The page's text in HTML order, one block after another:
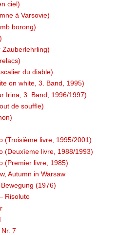
ciel)
à Varsovie)
borong)
Zauberlehrling)
du diable)
on white, 3. Band, 1995)
Irina, 3. Band, 1996/1997)
de souffle)
(Troisième livre, 1995/2001)
(Deuxìeme livre, 1988/1993)
(Premier livre, 1985)
Autumn in Warsaw
(1976)
Risoluto
7